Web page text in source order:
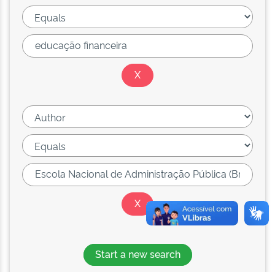
Start a new search